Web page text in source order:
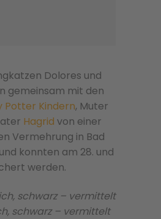
Dolores und
gemeinsam mit den
Potter Kindern, Muter
Hagrid von einer
Vermehrung in Bad
konnten am 28. und
werden.
schwarz – vermittelt
schwarz – vermittelt